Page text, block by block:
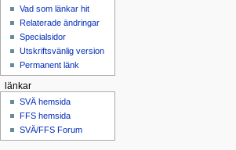
Vad som länkar hit
Relaterade ändringar
Specialsidor
Utskriftsvänlig version
Permanent länk
länkar
SVÄ hemsida
FFS hemsida
SVÄ/FFS Forum